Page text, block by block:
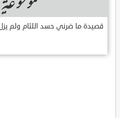
قصيدة ما ضرني حسد اللئام ولم